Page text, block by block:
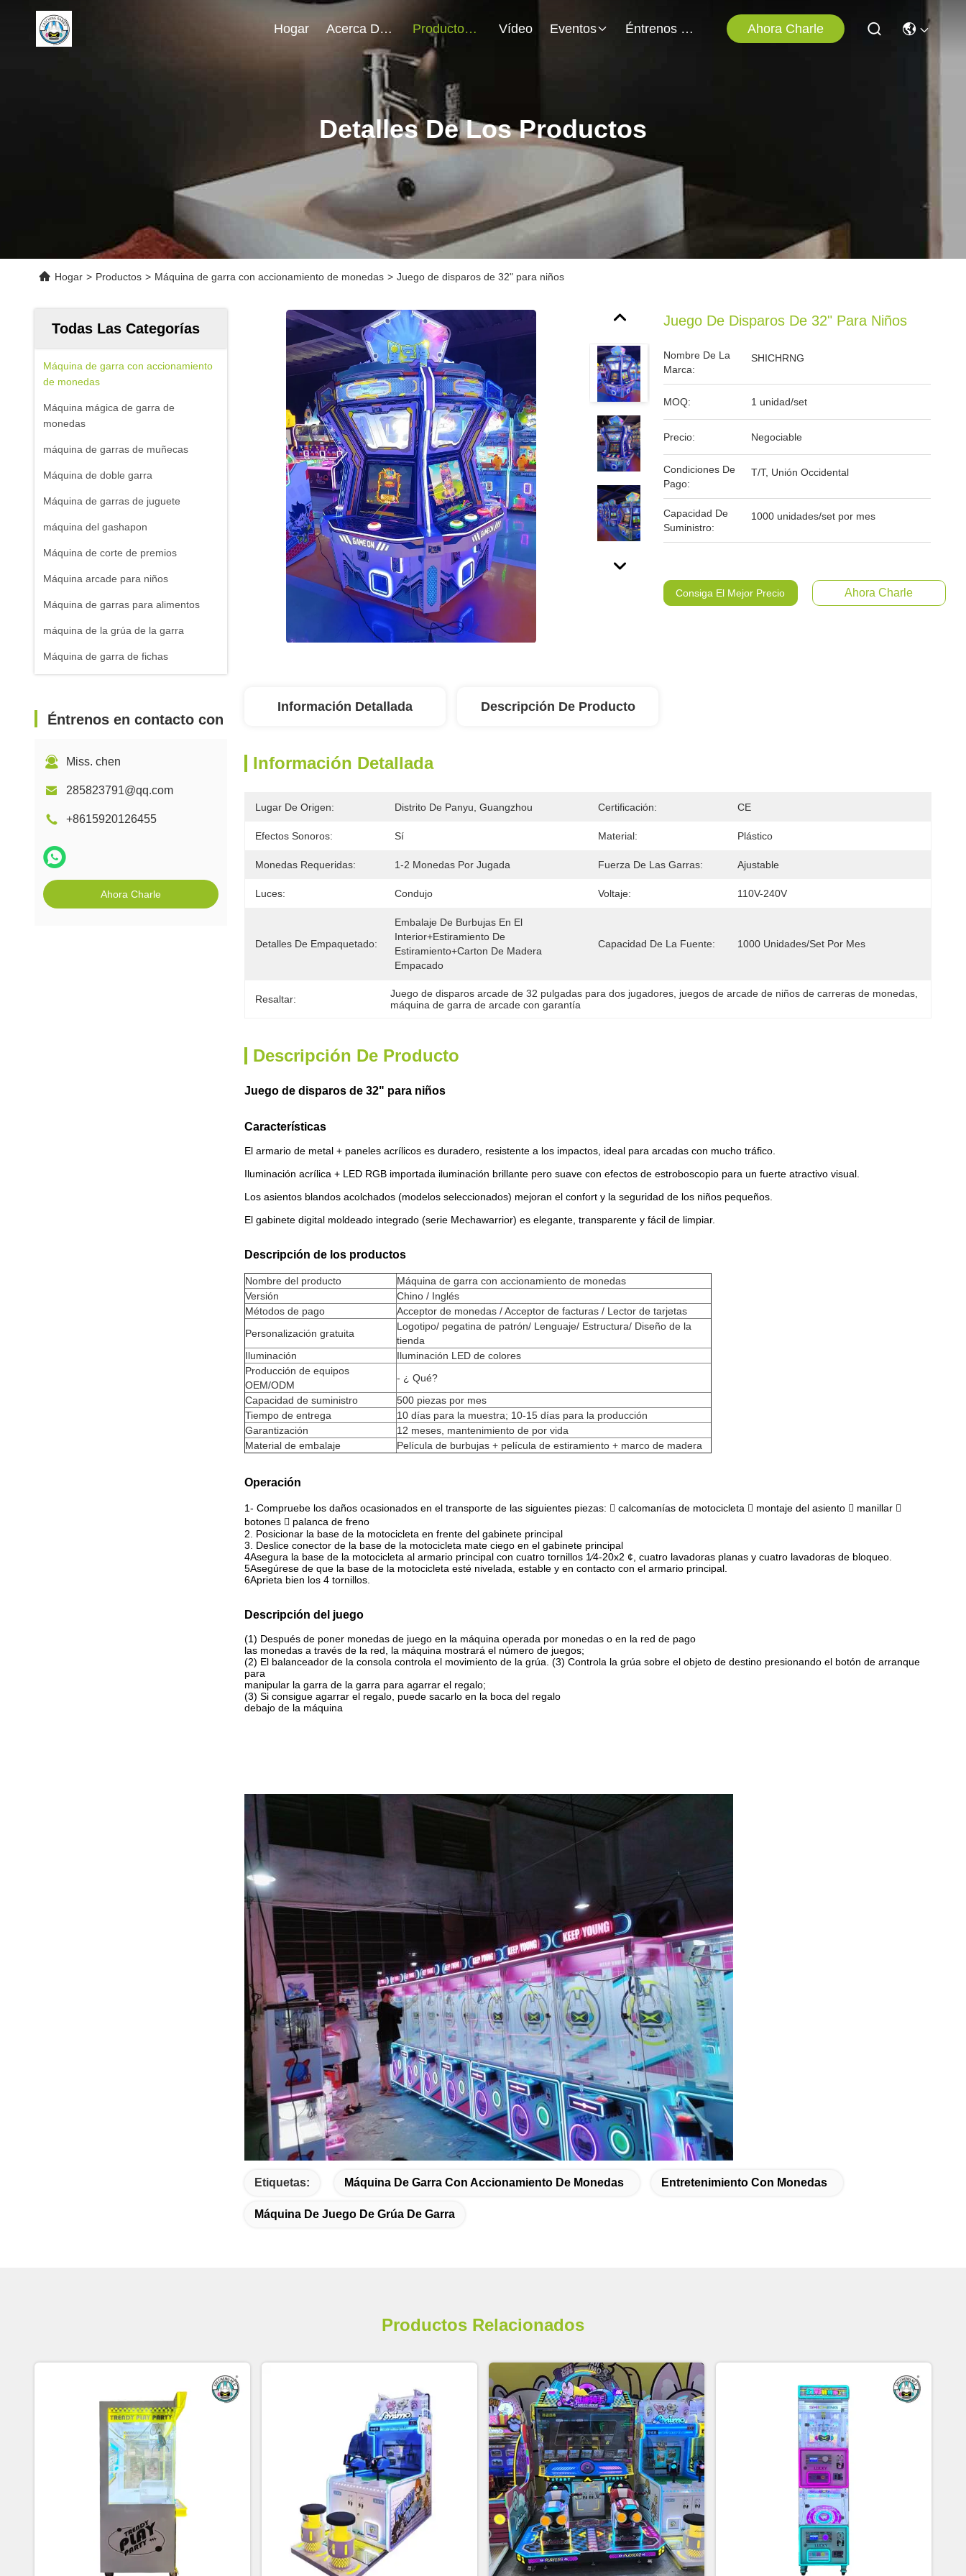
Hogar Acerca De Nosotros Productos Vídeo Eventos Éntrenos En Contacto Con Ahora Charle
Detalles De Los Productos
Hogar > Productos > Máquina de garra con accionamiento de monedas > Juego de disparos de 32" para niños
Todas Las Categorías
Máquina de garra con accionamiento
de monedas
Máquina mágica de garra de
monedas
máquina de garras de muñecas
Máquina de doble garra
Máquina de garras de juguete
máquina del gashapon
Máquina de corte de premios
Máquina arcade para niños
Máquina de garras para alimentos
máquina de la grúa de la garra
Máquina de garra de fichas
Éntrenos en contacto con
Miss. chen
285823791@qq.com
+8615920126455
Ahora Charle
Juego De Disparos De 32" Para Niños
Nombre De La
Marca:
SHICHRNG
MOQ: 1 unidad/set
Precio: Negociable
Condiciones De
Pago:
T/T, Unión Occidental
Capacidad De
Suministro:
1000 unidades/set por mes
Consiga El Mejor Precio Ahora Charle
Información Detallada Descripción De Producto
Información Detallada
Lugar De Origen: Distrito De Panyu, Guangzhou Certificación: CE
Efectos Sonoros: Sí Material: Plástico
Monedas Requeridas: 1-2 Monedas Por Jugada Fuerza De Las Garras: Ajustable
Luces: Condujo Voltaje: 110V-240V
Detalles De Empaquetado:
Embalaje De Burbujas En El
Interior+estiramiento De
Estiramiento+carton De Madera
Empacado
Capacidad De La Fuente: 1000 Unidades/set Por Mes
Resaltar: Juego de disparos arcade de 32 pulgadas para dos jugadores juegos de arcade de niños de carreras de monedas
máquina de garra de arcade con garantía
Descripción De Producto
Juego de disparos de 32" para niños
Características
El armario de metal + paneles acrílicos es duradero, resistente a los impactos, ideal para arcadas con mucho tráfico.
Iluminación acrílica + LED RGB importada iluminación brillante pero suave con efectos de estroboscopio para un fuerte atractivo visual.
Los asientos blandos acolchados (modelos seleccionados) mejoran el confort y la seguridad de los niños pequeños.
El gabinete digital moldeado integrado (serie Mechawarrior) es elegante, transparente y fácil de limpiar.
Descripción de los productos
Nombre del producto
Máquina de garra con accionamiento de monedas
Versión
Chino / Inglés
Métodos de pago
Acceptor de monedas / Acceptor de facturas / Lector de tarjetas
Personalización gratuita
Logotipo/ pegatina de patrón/ Lenguaje/ Estructura/ Diseño de la
tienda
Iluminación
Iluminación LED de colores
Producción de equipos
OEM/ODM
- ¿ Qué?
Capacidad de suministro
500 piezas por mes
Tiempo de entrega
10 días para la muestra; 10-15 días para la producción
Garantización
12 meses, mantenimiento de por vida
Material de embalaje
Película de burbujas + película de estiramiento + marco de madera
Operación
1- Compruebe los daños ocasionados en el transporte de las siguientes piezas:  calcomanías de motocicleta  montaje del asiento  manillar 
botones  palanca de freno
2. Posicionar la base de la motocicleta en frente del gabinete principal
3. Deslice conector de la base de la motocicleta mate ciego en el gabinete principal
4Asegura la base de la motocicleta al armario principal con cuatro tornillos 1⁄4-20x2 ¢, cuatro lavadoras planas y cuatro lavadoras de bloqueo.
5Asegúrese de que la base de la motocicleta esté nivelada, estable y en contacto con el armario principal.
6Aprieta bien los 4 tornillos.
Descripción del juego
(1) Después de poner monedas de juego en la máquina operada por monedas o en la red de pago
las monedas a través de la red, la máquina mostrará el número de juegos;
(2) El balanceador de la consola controla el movimiento de la grúa. (3) Controla la grúa sobre el objeto de destino presionando el botón de arranque
para
manipular la garra de la garra para agarrar el regalo;
(3) Si consigue agarrar el regalo, puede sacarlo en la boca del regalo
debajo de la máquina
Etiquetas: Máquina De Garra Con Accionamiento De Monedas Entretenimiento Con Monedas
Máquina De Juego De Grúa De Garra
Productos Relacionados